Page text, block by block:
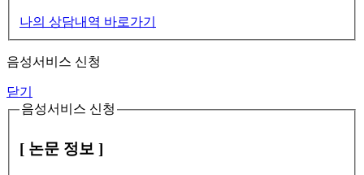
나의 상담내역 바로가기
음성서비스 신청
닫기
음성서비스 신청
[ 논문 정보 ]